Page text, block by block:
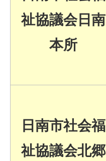
祉協議会日南
本所
日南市社会福
祉協議会北郷